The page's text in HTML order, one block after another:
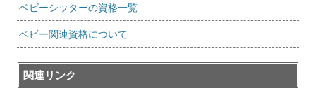
ベビーシッターの資格一覧
ベビー関連資格について
関連リンク